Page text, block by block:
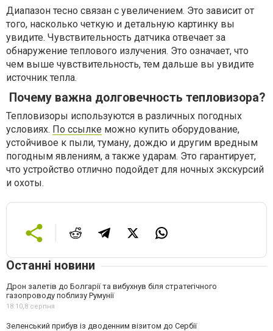
Диапазон тесно связан с увеличением. Это зависит от
того, насколько четкую и детальную картинку вы
увидите. Чувствительность датчика отвечает за
обнаружение теплового излучения. Это означает, что
чем выше чувствительность, тем дальше вы увидите
источник тепла.
Почему важна долговечность тепловизора?
Тепловизоры используются в различных погодных
условиях. По ссылке можно купить оборудование,
устойчивое к пыли, туману, дождю и другим вредным
погодным явлениям, а также ударам. Это гарантирует,
что устройство отлично подойдет для ночных экскурсий
и охоты.
Останні новини
Дрон залетів до Болгарії та вибухнув біля стратегічного
газопроводу поблизу Румунії
18:10,8 серпня
Зеленський прибув із дводенним візитом до Сербії